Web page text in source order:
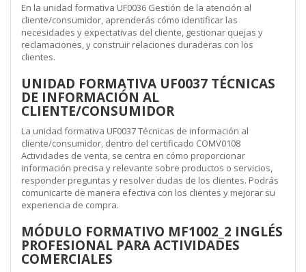
En la unidad formativa UF0036 Gestión de la atención al
cliente/consumidor, aprenderás cómo identificar las
necesidades y expectativas del cliente, gestionar quejas y
reclamaciones, y construir relaciones duraderas con los
clientes.
UNIDAD FORMATIVA UF0037 TÉCNICAS
DE INFORMACIÓN AL
CLIENTE/CONSUMIDOR
La unidad formativa UF0037 Técnicas de información al
cliente/consumidor, dentro del certificado COMV0108
Actividades de venta, se centra en cómo proporcionar
información precisa y relevante sobre productos o servicios,
responder preguntas y resolver dudas de los clientes. Podrás
comunicarte de manera efectiva con los clientes y mejorar su
experiencia de compra.
MÓDULO FORMATIVO MF1002_2 INGLÉS
PROFESIONAL PARA ACTIVIDADES
COMERCIALES